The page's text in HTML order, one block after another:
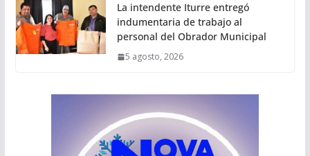
La intendente Iturre entregó
indumentaria de trabajo al
personal del Obrador Municipal
5 agosto, 2026